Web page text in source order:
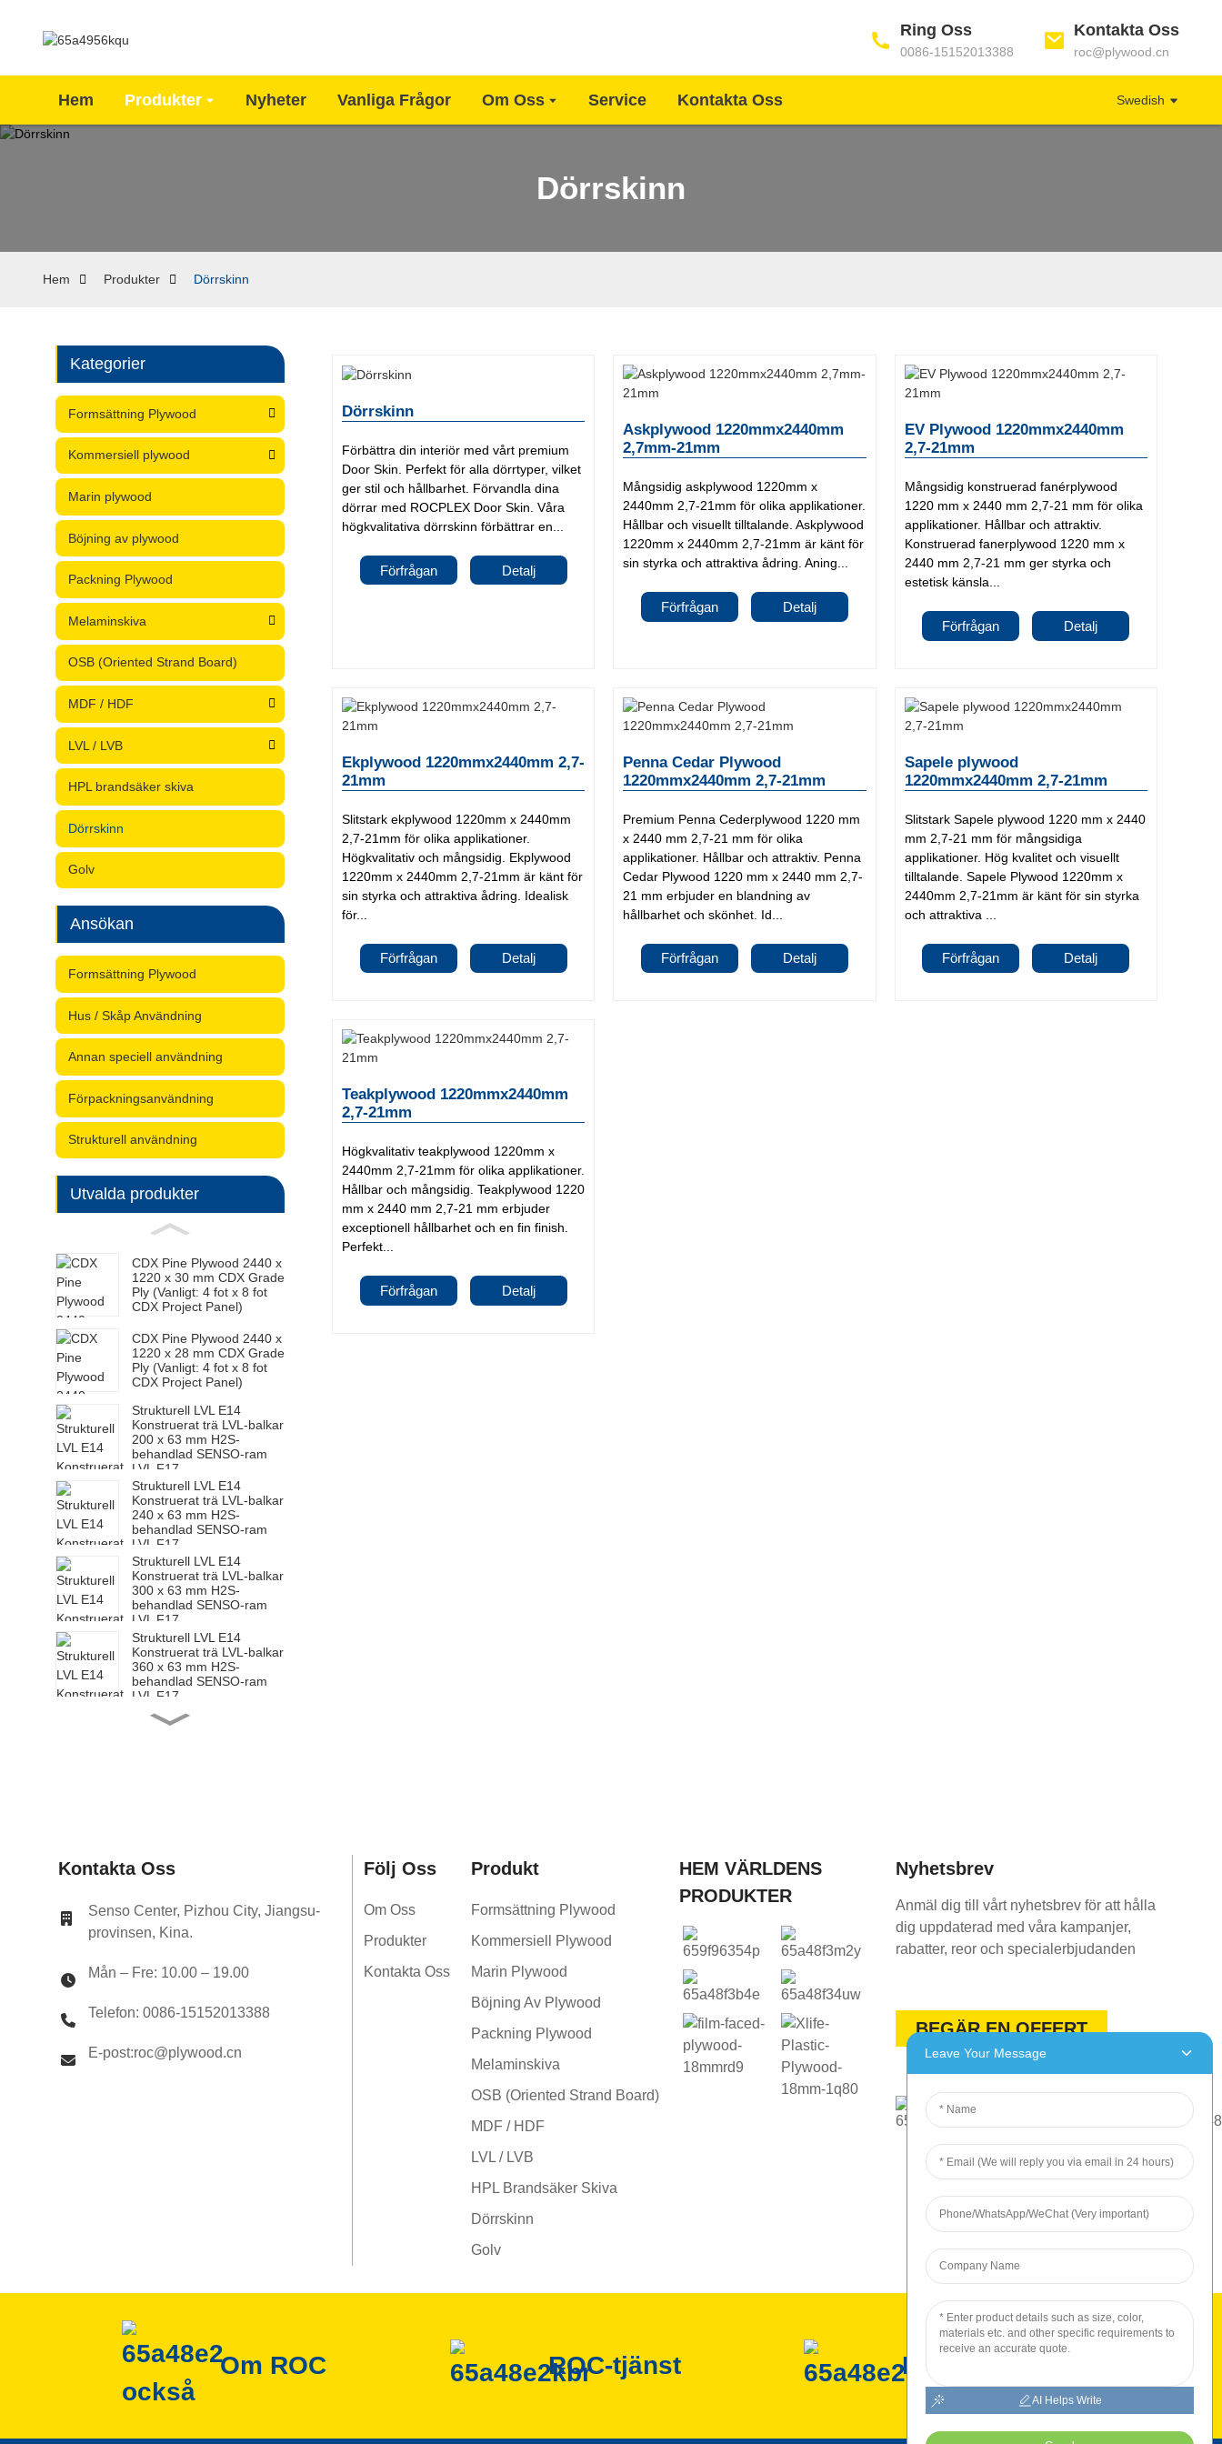
Ring Oss
0086-15152013388
Kontakta Oss
roc@plywood.cn
Hem Produkter Nyheter Vanliga Frågor Om Oss Service Kontakta Oss Swedish
Dörrskinn
Hem Produkter Dörrskinn
Kategorier
Formsättning Plywood
Kommersiell plywood
Marin plywood
Böjning av plywood
Packning Plywood
Melaminskiva
OSB (Oriented Strand Board)
MDF / HDF
LVL / LVB
HPL brandsäker skiva
Dörrskinn
Golv
Ansökan
Formsättning Plywood
Hus / Skåp Användning
Annan speciell användning
Förpackningsanvändning
Strukturell användning
Utvalda produkter
CDX Pine Plywood 2440 x
1220 x 30 mm CDX Grade
Ply (Vanligt: ​​4 fot x 8 fot
CDX Project Panel)
CDX Pine Plywood 2440 x
1220 x 28 mm CDX Grade
Ply (Vanligt: ​​4 fot x 8 fot
CDX Project Panel)
Strukturell LVL E14
Konstruerat trä LVL-balkar
200 x 63 mm H2S-
behandlad SENSO-ram
LVL F17
Strukturell LVL E14
Konstruerat trä LVL-balkar
240 x 63 mm H2S-
behandlad SENSO-ram
LVL F17
Strukturell LVL E14
Konstruerat trä LVL-balkar
300 x 63 mm H2S-
behandlad SENSO-ram
LVL F17
Strukturell LVL E14
Konstruerat trä LVL-balkar
360 x 63 mm H2S-
behandlad SENSO-ram
LVL F17
Strukturell LVL E14
Konstruerat trä LVL-balkar
Strukturell LVL E14
Konstruerat trä LVL-balkar
behandlad SENSO-ram
Strukturell LVL E14
360 x 65 mm H2S-
Dörrskinn
Förbättra din interiör med vårt premium
Door Skin. Perfekt för alla dörrtyper, vilket
ger stil och hållbarhet. Förvandla dina
dörrar med ROCPLEX Door Skin. Våra
högkvalitativa dörrskinn förbättrar en...
Förfrågan Detalj
Askplywood 1220mmx2440mm
2,7mm-21mm
Mångsidig askplywood 1220mm x
2440mm 2,7-21mm för olika applikationer.
Hållbar och visuellt tilltalande. Askplywood
1220mm x 2440mm 2,7-21mm är känt för
sin styrka och attraktiva ådring. Aning...
Förfrågan Detalj
EV Plywood 1220mmx2440mm
2,7-21mm
Mångsidig konstruerad fanérplywood
1220 mm x 2440 mm 2,7-21 mm för olika
applikationer. Hållbar och attraktiv.
Konstruerad fanerplywood 1220 mm x
2440 mm 2,7-21 mm ger styrka och
estetisk känsla...
Förfrågan Detalj
Ekplywood 1220mmx2440mm 2,7-
21mm
Slitstark ekplywood 1220mm x 2440mm
2,7-21mm för olika applikationer.
Högkvalitativ och mångsidig. Ekplywood
1220mm x 2440mm 2,7-21mm är känt för
sin styrka och attraktiva ådring. Idealisk
för...
Förfrågan Detalj
Penna Cedar Plywood
1220mmx2440mm 2,7-21mm
Premium Penna Cederplywood 1220 mm
x 2440 mm 2,7-21 mm för olika
applikationer. Hållbar och attraktiv. Penna
Cedar Plywood 1220 mm x 2440 mm 2,7-
21 mm erbjuder en blandning av
hållbarhet och skönhet. Id...
Förfrågan Detalj
Sapele plywood
1220mmx2440mm 2,7-21mm
Slitstark Sapele plywood 1220 mm x 2440
mm 2,7-21 mm för mångsidiga
applikationer. Hög kvalitet och visuellt
tilltalande. Sapele Plywood 1220mm x
2440mm 2,7-21mm är känt för sin styrka
och attraktiva ...
Förfrågan Detalj
Teakplywood 1220mmx2440mm
2,7-21mm
Högkvalitativ teakplywood 1220mm x
2440mm 2,7-21mm för olika applikationer.
Hållbar och mångsidig. Teakplywood 1220
mm x 2440 mm 2,7-21 mm erbjuder
exceptionell hållbarhet och en fin finish.
Perfekt...
Förfrågan Detalj
Kontakta Oss
Senso Center, Pizhou City, Jiangsu-
provinsen, Kina.
Mån – Fre: 10.00 – 19.00
Telefon: 0086-15152013388
E-post:roc@plywood.cn
Följ Oss
Om Oss
Produkter
Kontakta Oss
Produkt
Formsättning Plywood
Kommersiell Plywood
Marin Plywood
Böjning Av Plywood
Packning Plywood
Melaminskiva
OSB (Oriented Strand Board)
MDF / HDF
LVL / LVB
HPL Brandsäker Skiva
Dörrskinn
Golv
HEM VÄRLDENS
PRODUKTER
Nyhetsbrev
Anmäl dig till vårt nyhetsbrev för att hålla
dig uppdaterad med våra kampanjer,
rabatter, reor och specialerbjudanden
BEGÄR EN OFFERT
Om ROC ROC-tjänst ROC Produktion
Leave Your Message
AI Helps Write